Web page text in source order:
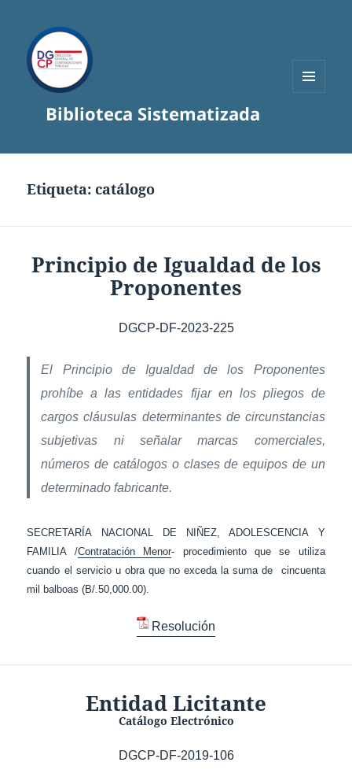
Biblioteca Sistematizada
Etiqueta:catálogo
Principio de Igualdad de los
Proponentes
DGCP-DF-2023-225
El Principio de Igualdad de los Proponentes
prohíbe a las entidades fijar en los pliegos de
cargos cláusulas determinantes de circunstancias
subjetivas ni señalar marcas comerciales,
números de catálogos o clases de equipos de un
determinado fabricante.
SECRETARÍA NACIONAL DE NIÑEZ, ADOLESCENCIA Y
FAMILIA /Contratación Menor- procedimiento que se utiliza
cuando el servicio u obra que no exceda la suma de cincuenta
mil balboas (B/.50,000.00).
Resolución
Entidad Licitante
Catálogo Electrónico
DGCP-DF-2019-106